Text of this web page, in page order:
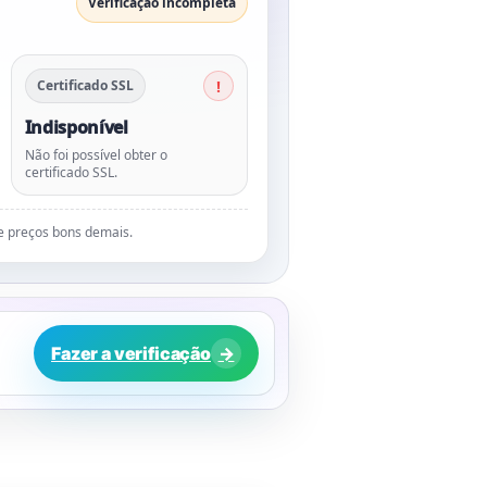
Certificado SSL
Indisponível
Não foi possível obter o
certificado SSL.
preços bons demais.
Fazer a verificação →